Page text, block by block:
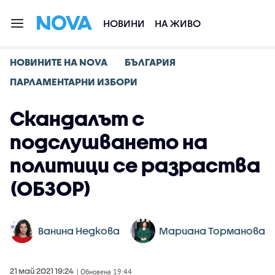
НОВИНИ НА ЖИВО
НОВИНИТЕ НА NOVA
БЪЛГАРИЯ
ПАРЛАМЕНТАРНИ ИЗБОРИ
Скандалът с
подслушването на
политици се разраства
(ОБЗОР)
Ванина Недкова Мариана Торманова
21 май 2021 19:24 | Обновена 19:44